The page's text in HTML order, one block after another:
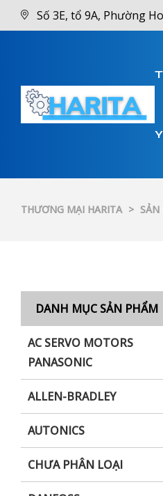
Số 3E, tổ 9A, Phường
THƯƠNG MẠI HARITA > SẢN
DANH MỤC SẢN PHẨM
AC SERVO MOTORS
PANASONIC
ALLEN-BRADLEY
AUTONICS
CHƯA PHÂN LOẠI
XNK